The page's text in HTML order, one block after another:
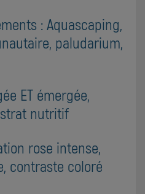
: Aquascaping,
paludarium,
ET émergée,
nutritif
rose intense,
contraste coloré